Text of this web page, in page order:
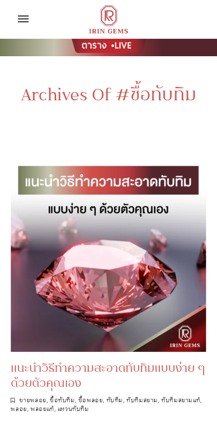
Archives Of #ซื้อทับทิม
แนะนำวิธีทำความสะอาดทับทิมแบบง่าย ๆ
ด้วยตัวคุณเอง
ขายพลอย,ซื้อทับทิม, ซื้อพลอย, ทับทิม,ทับทิมสยาม,ทับทิมสยามแท้,
พลอย, พลอยแท้, แหวนทับทิม